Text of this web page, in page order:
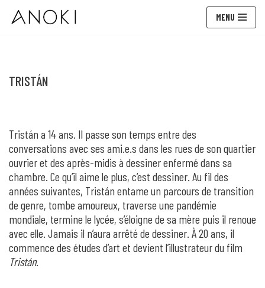
MENU
TRISTÁN
Tristán a 14 ans. Il passe son temps entre des
conversations avec ses ami.e.s dans les rues de son quartier
ouvrier et des après-midis à dessiner enfermé dans sa
chambre. Ce qu’il aime le plus, c’est dessiner. Au fil des
années suivantes, Tristán entame un parcours de transition
de genre, tombe amoureux, traverse une pandémie
mondiale, termine le lycée, s’éloigne de sa mère puis il renoue
avec elle. Jamais il n’aura arrêté de dessiner. À 20 ans, il
commence des études d’art et devient l’illustrateur du film
Tristán.